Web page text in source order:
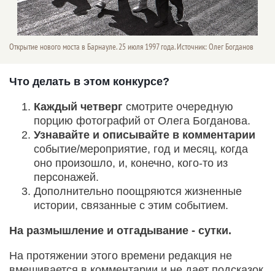
Открытие нового моста в Барнауле. 25 июля 1997 года. Источник: Олег Богданов
Что делать в этом конкурсе?
Каждый четверг смотрите очередную
порцию фотографий от Олега Богданова.
Узнавайте и описывайте в комментарии
событие/мероприятие, год и месяц, когда
оно произошло, и, конечно, кого-то из
персонажей.
Дополнительно поощряются жизненные
истории, связанные с этим событием.
На размышление и отгадывание - сутки.
На протяжении этого времени редакция не